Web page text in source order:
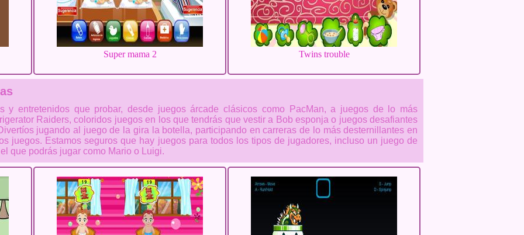
Super mama 2 Twins trouble
y entretenidos que probar, desde juegos árcade clásicos como PacMan, a juegos de lo más
Raiders, coloridos juegos en los que tendrás que vestir a Bob esponja o juegos desafiantes
jugando al juego de la gira la botella, participando en carreras de lo más desternillantes en
juegos. Estamos seguros que hay juegos para todos los tipos de jugadores, incluso un juego de
que podrás jugar como Mario o Luigi.